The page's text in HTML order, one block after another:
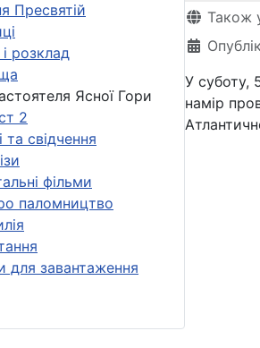
Пресвятій
розклад
Ясної Гори
2
та свідчення
фільми
паломництво
для завантаження
Деталі
Також
У суботу,
намір